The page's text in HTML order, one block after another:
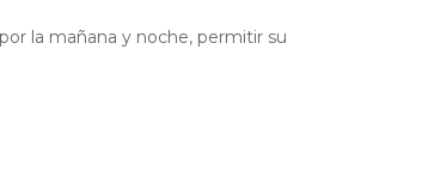
la mañana y noche, permitir su